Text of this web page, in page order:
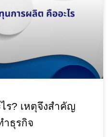
ร? เหตุจึงสำคัญ
ำธุรกิจ